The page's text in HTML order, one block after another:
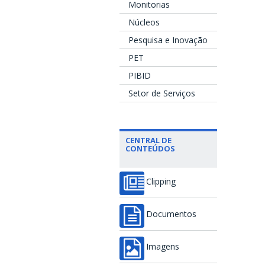
Monitorias
Núcleos
Pesquisa e Inovação
PET
PIBID
Setor de Serviços
CENTRAL DE
CONTEÚDOS
Clipping
Documentos
Imagens